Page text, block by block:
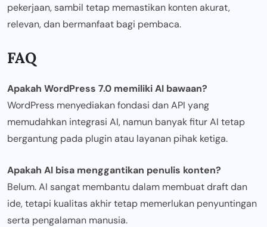
pekerjaan, sambil tetap memastikan konten akurat,
relevan, dan bermanfaat bagi pembaca.
FAQ
Apakah WordPress 7.0 memiliki AI bawaan?
WordPress menyediakan fondasi dan API yang
memudahkan integrasi AI, namun banyak fitur AI tetap
bergantung pada plugin atau layanan pihak ketiga.
Apakah AI bisa menggantikan penulis konten?
Belum. AI sangat membantu dalam membuat draft dan
ide, tetapi kualitas akhir tetap memerlukan penyuntingan
serta pengalaman manusia.